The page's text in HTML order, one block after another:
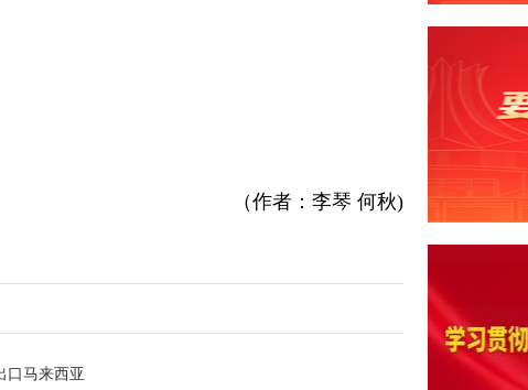
（作者：李琴 何秋)
口马来西亚